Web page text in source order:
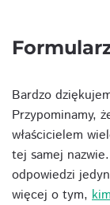
Bardzo
Przypominamy,
właścicielem
tej samej
odpowiedzi
więcej o tym,